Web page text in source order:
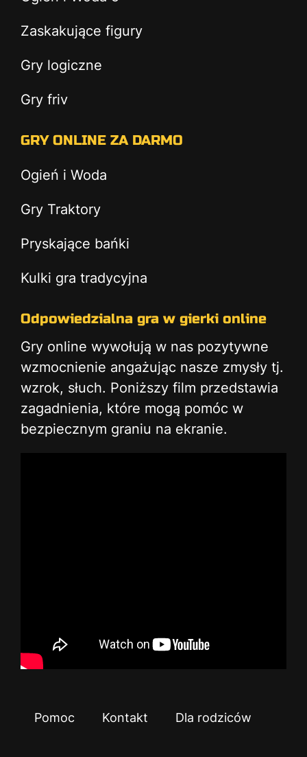
Zaskakujące figury
Gry logiczne
Gry friv
GRY ONLINE ZA DARMO
Ogień i Woda
Gry Traktory
Pryskające bańki
Kulki gra tradycyjna
Odpowiedzialna gra w gierki online
Gry online wywołują w nas pozytywne
wzmocnienie angażując nasze zmysły tj.
wzrok, słuch. Poniższy film przedstawia
zagadnienia, które mogą pomóc w
bezpiecznym graniu na ekranie.
Pomoc Kontakt Dla rodziców